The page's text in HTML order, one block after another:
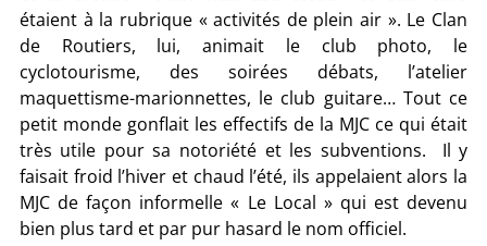
étaient à la rubrique « activités de plein air ». Le Clan
de Routiers, lui, animait le club photo, le
cyclotourisme, des soirées débats, l’atelier
maquettisme-marionnettes, le club guitare… Tout ce
petit monde gonflait les effectifs de la MJC ce qui était
très utile pour sa notoriété et les subventions. Il y
faisait froid l’hiver et chaud l’été, ils appelaient alors la
MJC de façon informelle « Le Local » qui est devenu
bien plus tard et par pur hasard le nom officiel.